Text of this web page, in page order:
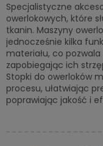
Specjalistyczne
owerlokowych, które
tkanin. Maszyny
jednocześnie kilka
materiału, co
zapobiegając ich
Stopki do owerloków
procesu, ułatwiając
poprawiając jakość i